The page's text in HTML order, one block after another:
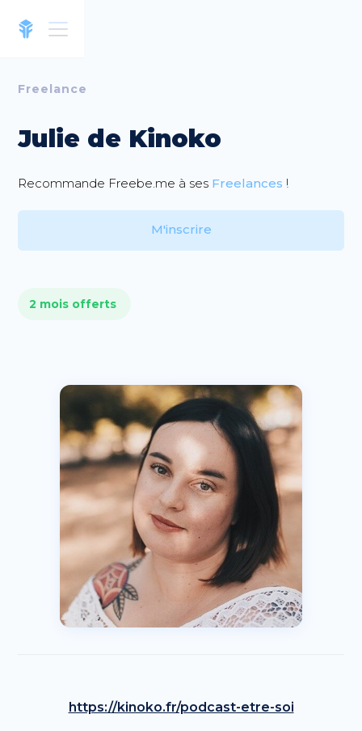
Freelance
Julie de Kinoko
Recommande Freebe.me à ses Freelances !
M'inscrire
2 mois offerts
https://kinoko.fr/podcast-etre-soi